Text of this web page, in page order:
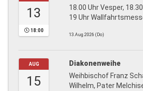
13
18:00
18.00 Uhr Vesper,
19 Uhr
13.Aug.2026 (Do)
AUG
15
Diakonenweihe
Weihbischof Franz
Wilhelm, Pater